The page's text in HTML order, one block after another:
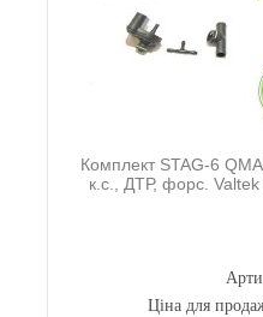
Комплект STAG-6
к.с., ДТР, форс.
Ціна для